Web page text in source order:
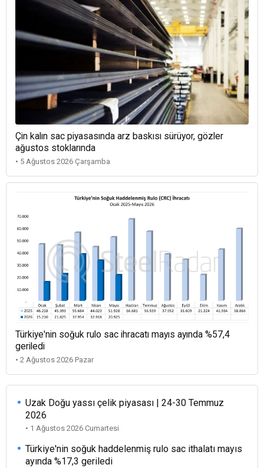
Çin kalın sac piyasasında arz baskısı sürüyor, gözler
ağustos stoklarında
• 5 Ağustos 2026 Çarşamba
Türkiye'nin soğuk rulo sac ihracatı mayıs ayında %57,4
geriledi
• 2 Ağustos 2026 Pazar
Uzak Doğu yassı çelik piyasası | 24-30 Temmuz
2026
• 1 Ağustos 2026 Cumartesi
Türkiye'nin soğuk haddelenmiş rulo sac ithalatı mayıs
ayında %17,3 geriledi